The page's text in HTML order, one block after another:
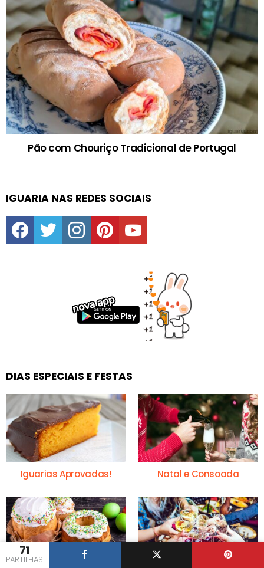
71
PARTILHAS
Pão com Chouriço Tradicional de Portugal
IGUARIA NAS REDES SOCIAIS
facebooktwitter instagrampinterestyoutube
DIAS ESPECIAIS E FESTAS
Iguarias Aprovadas! Natal e Consoada